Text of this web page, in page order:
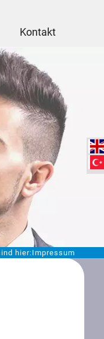
Kontakt
hier:Impressum